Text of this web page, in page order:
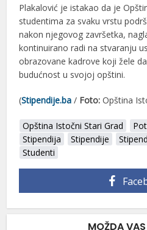
Plakalović je istakao da je
studentima za svaku vrstu
nakon njegovog završetka,
kontinuirano radi na stvaranju
obrazovane kadrove koji žele
budućnost u svojoj opštini.
(Stipendije.ba / Foto: O‬pština‭
Opština Istočni Stari Grad
Stipendija
Stipendije
Studenti
MOŽDA